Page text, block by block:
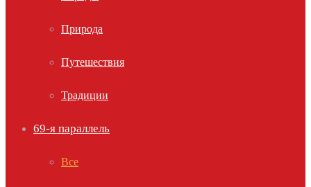
Природа
Путешествия
Традиции
69-я параллель
Все